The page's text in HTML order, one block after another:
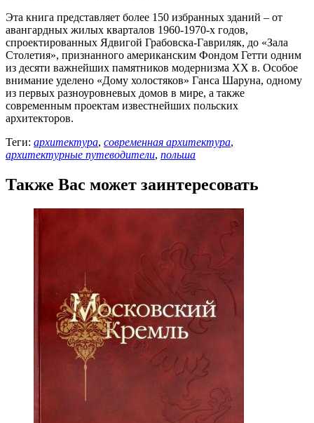
Эта книга представляет более 150 избранных зданий – от
авангардных жилых кварталов 1960-1970-х годов,
спроектированных Ядвигой Грабовска-Гавриляк, до «Зала
Столетия», признанного американским Фондом Гетти одним
из десяти важнейших памятников модернизма XX в. Особое
внимание уделено «Дому холостяков» Ганса Шаруна, одному
из первых разноуровневых домов в мире, а также
современным проектам известнейших польских
архитекторов.
Теги: архитектура, современная архитектура,
архитектурные путеводители, польша
Также Вас может заинтересовать